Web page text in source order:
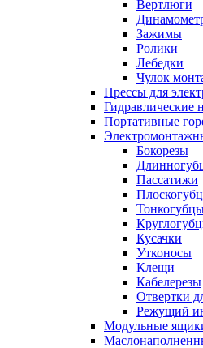
Вертлюги
Зажимы
Ролики
Лебедки
Чулок
Прессы для
Гидравлические
Портативные
Бокорезы
Пассатижи
Кусачки
Утконосы
Клещи
Кабелерезы
Отвертки
Режущий
Модульные